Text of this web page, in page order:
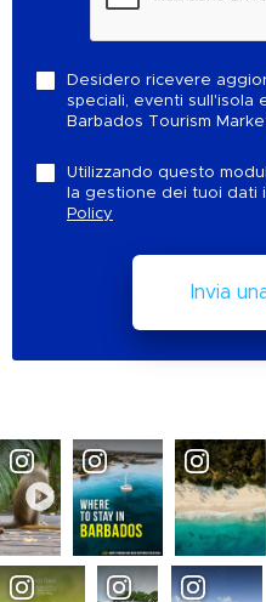
Desidero ricevere
speciali, eventi sull'isola
Barbados Tourism
Utilizzando questo
la gestione dei tuoi dati
Policy